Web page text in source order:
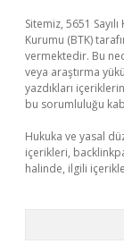
Sitemiz, 5651
Kurumu (BTK)
vermektedir. Bu
veya araştırma
yazdıkları
bu sorumluluğu
Hukuka ve yasal
içerikleri,
halinde, ilgili